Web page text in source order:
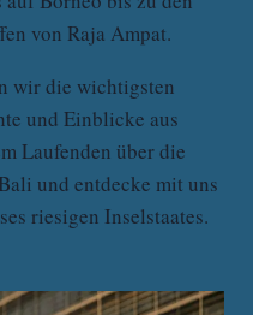
von Raja Ampat.
wir die wichtigsten
und Einblicke aus
Laufenden über die
und entdecke mit uns
riesigen Inselstaates.